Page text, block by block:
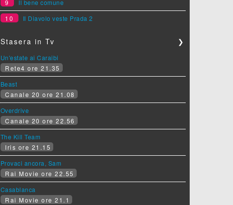
9
Il bene comune
10
Il Diavolo veste Prada 2
Stasera in Tv ❯
Un'estate ai Caraibi
Rete4 ore 21.35
Beast
Canale 20 ore 21.08
Overdrive
Canale 20 ore 22.56
The Kill Team
Iris ore 21.15
Provaci ancora, Sam
Rai Movie ore 22.55
Casablanca
Rai Movie ore 21.1